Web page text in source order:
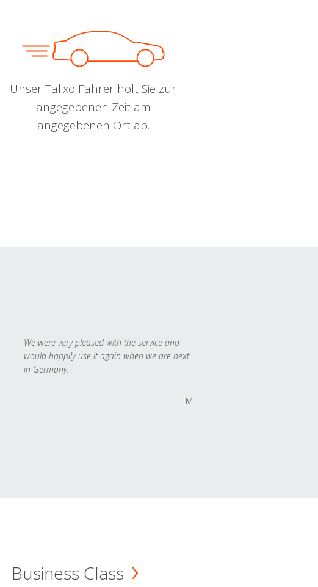
Unser Talixo Fahrer holt Sie zur
angegebenen Zeit am
angegebenen Ort ab.
We were very pleased with the service and
would happily use it again when we are next
in Germany.
T. M.
Business Class